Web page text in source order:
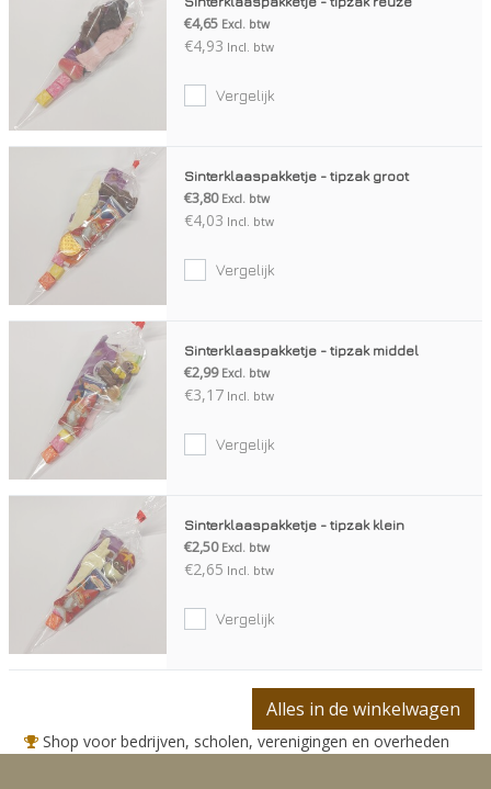
€4,65 Excl. btw
€4,93 Incl. btw
Vergelijk
Sinterklaaspakketje - tipzak groot
€3,80 Excl. btw
€4,03 Incl. btw
Vergelijk
Sinterklaaspakketje - tipzak middel
€2,99 Excl. btw
€3,17 Incl. btw
Vergelijk
Sinterklaaspakketje - tipzak klein
€2,50 Excl. btw
€2,65 Incl. btw
Vergelijk
Alles in de winkelwagen
Shop voor bedrijven, scholen, verenigingen en overheden